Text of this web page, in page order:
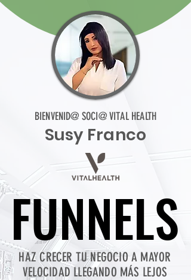
BIENVENID@ SOCI@ VITAL HEALTH
Susy Franco
FUNNELS
FUNNELS
HAZ CRECER TU NEGOCIO A MAYOR
VELOCIDAD LLEGANDO MÁS LEJOS